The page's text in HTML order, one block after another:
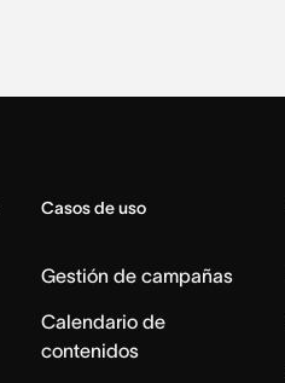
Casos de uso
Gestión de campañas
Calendario de
contenidos